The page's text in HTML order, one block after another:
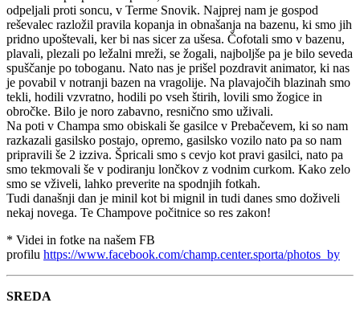
odpeljali proti soncu, v Terme Snovik. Najprej nam je gospod
reševalec razložil pravila kopanja in obnašanja na bazenu, ki smo jih
pridno upoštevali, ker bi nas sicer za ušesa. Čofotali smo v bazenu,
plavali, plezali po ležalni mreži, se žogali, najboljše pa je bilo seveda
spuščanje po toboganu. Nato nas je prišel pozdravit animator, ki nas
je povabil v notranji bazen na vragolije. Na plavajočih blazinah smo
tekli, hodili vzvratno, hodili po vseh štirih, lovili smo žogice in
obročke. Bilo je noro zabavno, resnično smo uživali.
Na poti v Champa smo obiskali še gasilce v Prebačevem, ki so nam
razkazali gasilsko postajo, opremo, gasilsko vozilo nato pa so nam
pripravili še 2 izziva. Špricali smo s cevjo kot pravi gasilci, nato pa
smo tekmovali še v podiranju lončkov z vodnim curkom. Kako zelo
smo se vživeli, lahko preverite na spodnjih fotkah.
Tudi današnji dan je minil kot bi mignil in tudi danes smo doživeli
nekaj novega. Te Champove počitnice so res zakon!
* Videi in fotke na našem FB
profilu https://www.facebook.com/champ.center.sporta/photos_by
SREDA